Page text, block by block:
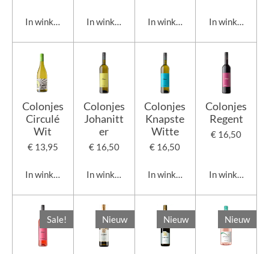
In winkelwagen In winkelwagen In winkelwagen In
Colonjes
Circulé
Wit
€ 13,95
In winkelwagen
Colonjes
Johanitt
er
€ 16,50
In winkelwagen
Colonjes
Knapste
Witte
€ 16,50
In winkelwagen
Colonjes
Regent
€ 16,50
In
Sale! Nieuw Nieuw Nieuw